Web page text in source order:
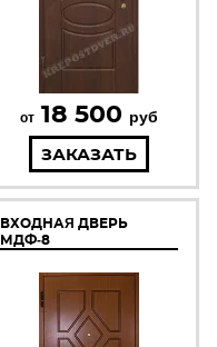
от 18 500 руб
ЗАКАЗАТЬ
ВХОДНАЯ ДВЕРЬ
МДФ-8